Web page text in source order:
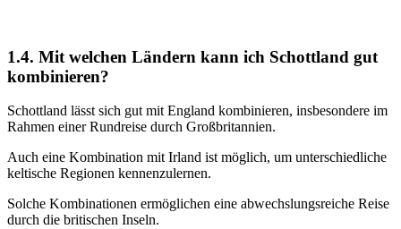
1.4. Mit welchen Ländern kann ich Schottland gut
kombinieren?
Schottland lässt sich gut mit England kombinieren, insbesondere im
Rahmen einer Rundreise durch Großbritannien.
Auch eine Kombination mit Irland ist möglich, um unterschiedliche
keltische Regionen kennenzulernen.
Solche Kombinationen ermöglichen eine abwechslungsreiche Reise
durch die britischen Inseln.